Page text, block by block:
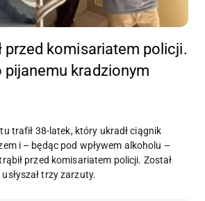
przed komisariatem policji.
pijanemu kradzionym
trafił 38-latek, który ukradł ciągnik
i – będąc pod wpływem alkoholu –
przed komisariatem policji. Został
trzy zarzuty.